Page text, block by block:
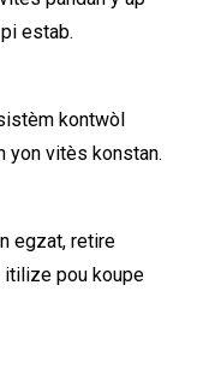
estab.
kontwòl
yon vitès konstan.
egzat, retire
pou koupe